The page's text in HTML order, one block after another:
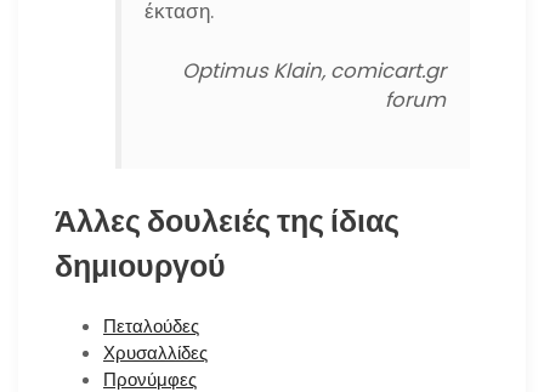
έκταση.
Optimus Klain, comicart.gr
forum
Άλλες δουλειές της ίδιας
δημιουργού
Πεταλούδες
Χρυσαλλίδες
Προνύμφες